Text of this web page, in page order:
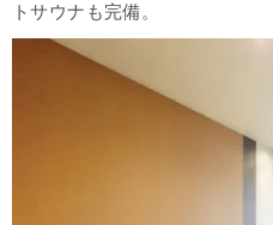
トサウナも完備。